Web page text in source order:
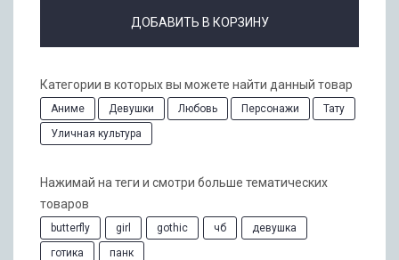
ДОБАВИТЬ В КОРЗИНУ
Категории в которых вы можете найти данный товар
Аниме Девушки Любовь Персонажи
Тату
Уличная культура
Нажимай на теги и смотри больше тематических
товаров
butterfly girl gothic чб
девушка
готика
панк